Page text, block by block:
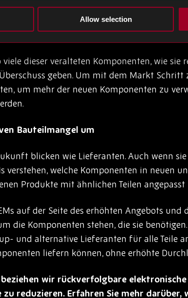
Allow selection
führen zu einer Situation, in der die
verstärkten Wettbewerb um die
für Komponenten, die in älteren
dieser veralteten Komponenten, wie sie
geben. Um mit dem Markt
um mehr der neuen Komponenten zu
Bauteilmangel um
blicken wie Lieferanten. Auch wenn
verstehen, welche Komponenten in neuen
Produkte mit ähnlichen Teilen
auf der Seite des erhöhten Angebots und
die Komponenten stehen, die sie
und alternative Lieferanten für alle Teile
liefern können, ohne erhöhte
wir rückverfolgbare
reduzieren. Erfahren Sie mehr darüber,